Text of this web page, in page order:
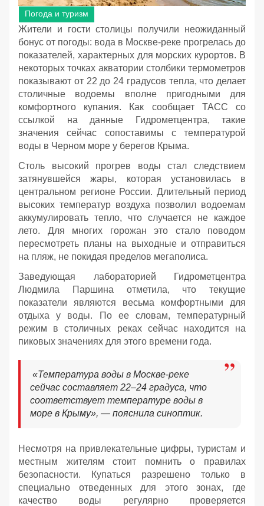
Погода и туризм
Жители и гости столицы получили неожиданный
бонус от погоды: вода в Москве-реке прогрелась до
показателей, характерных для морских курортов. В
некоторых точках акватории столбики термометров
показывают от 22 до 24 градусов тепла, что делает
столичные водоемы вполне пригодными для
комфортного купания. Как сообщает ТАСС со
ссылкой на данные Гидрометцентра, такие
значения сейчас сопоставимы с температурой
воды в Черном море у берегов Крыма.
Столь высокий прогрев воды стал следствием
затянувшейся жары, которая установилась в
центральном регионе России. Длительный период
высоких температур воздуха позволил водоемам
аккумулировать тепло, что случается не каждое
лето. Для многих горожан это стало поводом
пересмотреть планы на выходные и отправиться
на пляж, не покидая пределов мегаполиса.
Заведующая лабораторией Гидрометцентра
Людмила Паршина отметила, что текущие
показатели являются весьма комфортными для
отдыха у воды. По ее словам, температурный
режим в столичных реках сейчас находится на
пиковых значениях для этого времени года.
«Температура воды в Москве-реке
сейчас составляет 22–24 градуса, что
соответствует температуре воды в
море в Крыму», — пояснила синоптик.
Несмотря на привлекательные цифры, туристам и
местным жителям стоит помнить о правилах
безопасности. Купаться разрешено только в
специально отведенных для этого зонах, где
качество воды регулярно проверяется